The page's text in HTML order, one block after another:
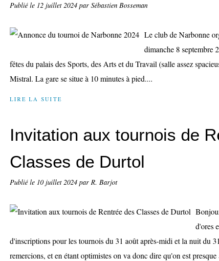
Publié le 12 juillet 2024 par Sébastien Bosseman
Le club de Narbonne
dimanche 8 septembre
fêtes du palais des Sports, des Arts et du Travail (salle assez
Mistral. La gare se situe à 10 minutes à pied....
LIRE LA SUITE
Invitation aux tournois de
Classes de Durtol
Publié le 10 juillet 2024 par R. Barjot
d'ores
d'inscriptions pour les tournois du 31 août après-midi et la nuit du
remercions, et en étant optimistes on va donc dire qu'on est